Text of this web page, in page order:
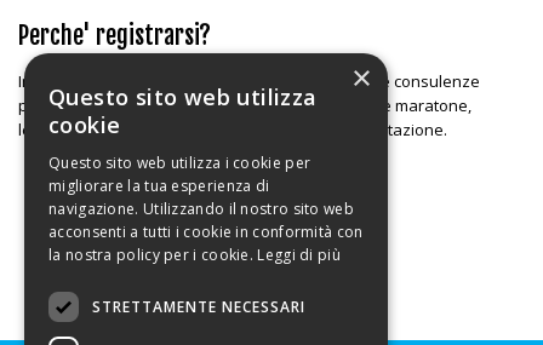
Perche' registrarsi?
In questa area é possibile ottenere alcuni servizi e consulenze
particolari, scaricare le tabelle in preparazione alle maratone,
leggere articoli e newsletter, effettuare test di valutazione.
×
Questo sito web utilizza
cookie
Questo sito web utilizza i cookie per
migliorare la tua esperienza di
navigazione. Utilizzando il nostro sito web
acconsenti a tutti i cookie in conformità con
la nostra policy per i cookie. Leggi di più
STRETTAMENTE NECESSARI